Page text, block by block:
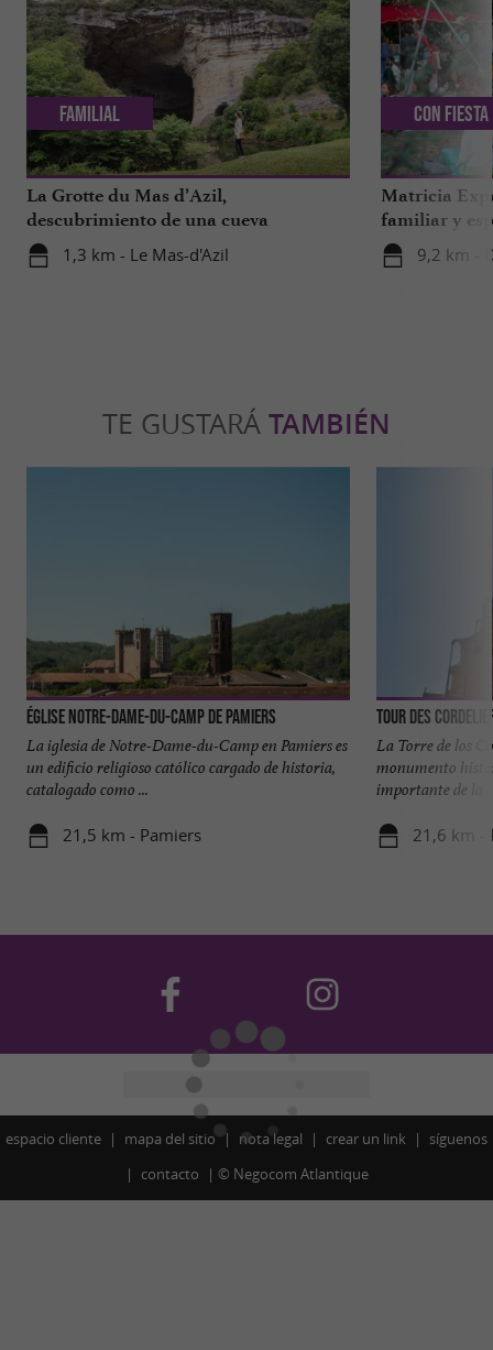
La Grotte du Mas d’Azil,
descubrimiento de una cueva
prehistórica de fama mundial en
Ariège
1,3 km - Le Mas-d'Azil
Familial
Matricia
familiar y
bosque de
9,2 km -
Con Fiesta
TE GUSTARÁ TAMBIÉN
Église Notre-Dame-du-Camp de Pamiers
La iglesia de Notre-Dame-du-Camp en Pamiers es
un edificio religioso católico cargado de historia,
catalogado como ...
21,5 km - Pamiers
Tour des
La Torre de los
monumento
importante de la
21,6 km -
espacio cliente mapa del sitio nota legal crear un link
síguenos
contacto
© Negocom Atlantique